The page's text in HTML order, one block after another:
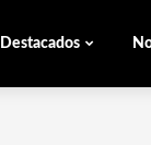
Destacados